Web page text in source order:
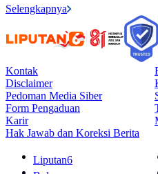
Selengkapnya
Kontak
Disclaimer
Pedoman Media Siber
Form Pengaduan
Karir
Hak Jawab dan Koreksi Berita
Liputan6